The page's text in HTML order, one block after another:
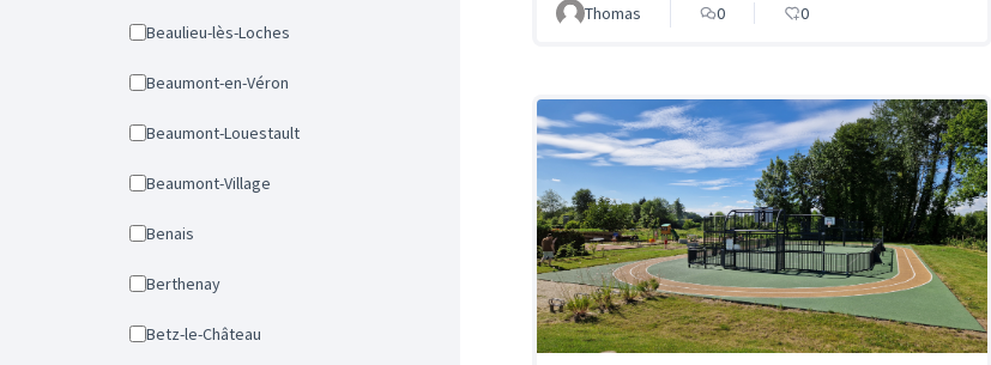
Beaulieu-lès-Loches
Beaumont-en-Véron
Beaumont-Louestault
Beaumont-Village
Benais
Berthenay
Betz-le-Château
Thomas
0 0